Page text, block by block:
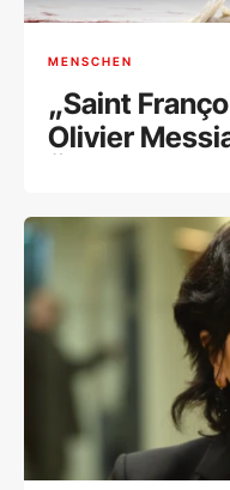
MENSCHEN
„Saint
Olivier